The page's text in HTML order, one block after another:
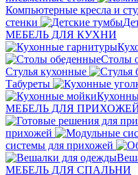
Компьютерные кресла и
стенки
МЕБЕЛЬ ДЛЯ КУХНИ
Столы
Стулья кухонные
Табуреты
МЕБЕЛЬ ДЛЯ
прихожей
системы для прихожей
МЕБЕЛЬ ДЛЯ СПАЛЬНИ